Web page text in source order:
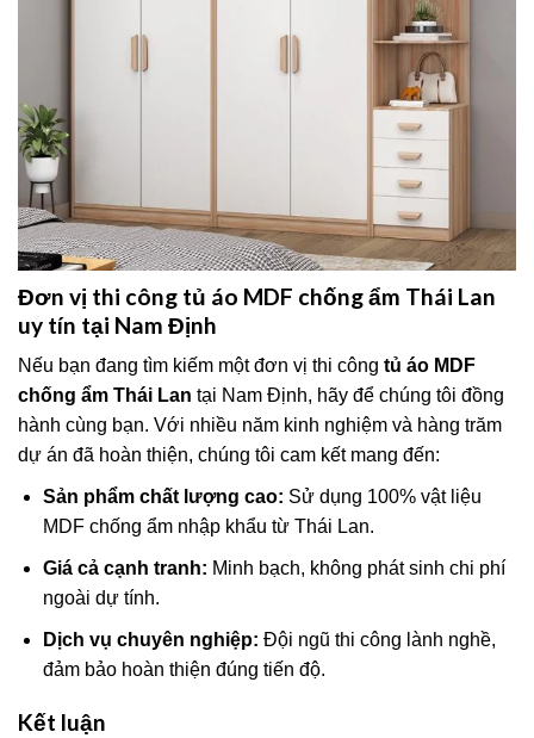
Đơn vị thi công tủ áo MDF chống ẩm Thái Lan
uy tín tại Nam Định
Nếu bạn đang tìm kiếm một đơn vị thi công tủ áo MDF
chống ẩm Thái Lan tại Nam Định, hãy để chúng tôi đồng
hành cùng bạn. Với nhiều năm kinh nghiệm và hàng trăm
dự án đã hoàn thiện, chúng tôi cam kết mang đến:
Sản phẩm chất lượng cao: Sử dụng 100% vật liệu
MDF chống ẩm nhập khẩu từ Thái Lan.
Giá cả cạnh tranh: Minh bạch, không phát sinh chi phí
ngoài dự tính.
Dịch vụ chuyên nghiệp: Đội ngũ thi công lành nghề,
đảm bảo hoàn thiện đúng tiến độ.
Kết luận